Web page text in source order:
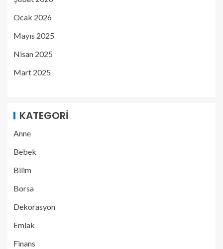
Ocak 2026
Mayıs 2025
Nisan 2025
Mart 2025
KATEGORI
Anne
Bebek
Bilim
Borsa
Dekorasyon
Emlak
Finans